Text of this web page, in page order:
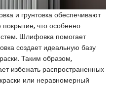
и грунтовка обеспечивают
что особенно
Шлифовка помогает
создает идеальную базу
Таким образом,
избежать распространенных
или неравномерный